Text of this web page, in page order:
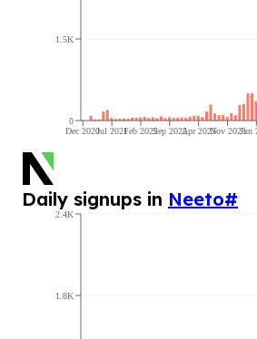
Dec 2020Jul 2021Feb 2022Sep 2022Apr 2023Nov 2023Jun
0
1.5K
Daily signups in Neeto#
1.8K
2.4K